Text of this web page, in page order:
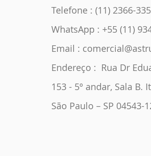
Telefone : (11) 2366-
WhatsApp : +55 (11)
Email :
Endereço : Rua Dr
153 - 5º andar, Sala B.
São Paulo – SP 04543-